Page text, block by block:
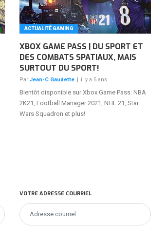
ACTUALITÉ GAMING
XBOX GAME PASS | DU SPORT ET
DES COMBATS SPATIAUX, MAIS
SURTOUT DU SPORT!
Par Jean-C Gaudette | il y a 5 ans
Bientôt disponible sur Xbox Game Pass: NBA
2K21, Football Manager 2021, NHL 21, Star
Wars Squadron et plus!
VOTRE ADRESSE COURRIEL